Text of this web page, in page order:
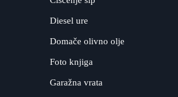
Diesel ure
Domače olivno olje
Foto knjiga
Garažna vrata